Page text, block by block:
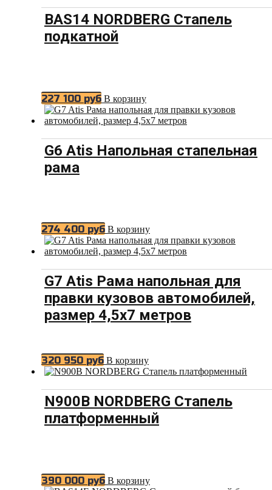
BAS14 NORDBERG Стапель
подкатной
227 100 руб В корзину
G6 Atis Напольная стапельная
рама
274 400 руб В корзину
G7 Atis Рама напольная для
правки кузовов автомобилей,
размер 4,5х7 метров
320 950 руб В корзину
N900B NORDBERG Стапель
платформенный
390 000 руб В корзину